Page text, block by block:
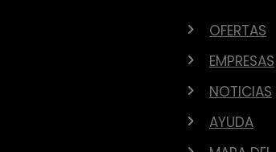
OFERTAS
EMPRESAS
NOTICIAS
AYUDA